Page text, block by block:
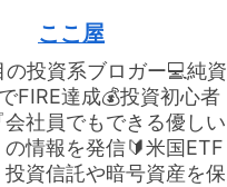
ここ屋
の投資系ブロガー💻純資
FIRE達成💰投資初心者
社員でもできる優しい
情報を発信🔰米国ETF
資信託や暗号資産を保